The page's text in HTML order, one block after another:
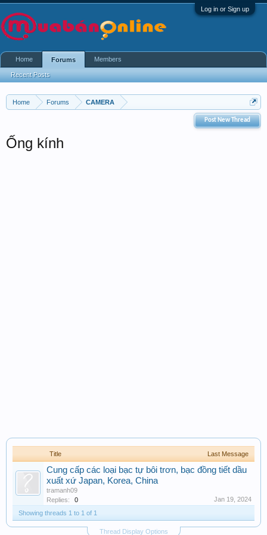
Log in or Sign up
Post New Thread
Home Forums CAMERA
Ống kính
Title Last Message
Cung cấp các loại bạc tự bôi trơn, bạc đồng tiết dầu
xuất xứ Japan, Korea, China
tramanh09
Replies:
0
Jan 19, 2024
Showing threads 1 to 1 of 1
Thread Display Options
Home Forums
Recent Posts
Members